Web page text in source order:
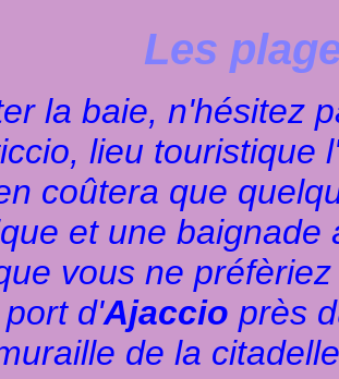
Les
la baie, n'hésitez
lieu touristique
coûtera que
et une
vous ne
d'Ajaccio près
de la